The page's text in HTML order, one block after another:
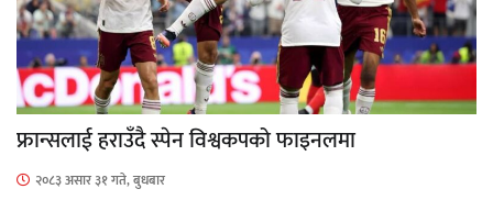
फ्रान्सलाई हराउँदै स्पेन विश्वकपको फाइनलमा
२०८३ असार ३१ गते, बुधबार